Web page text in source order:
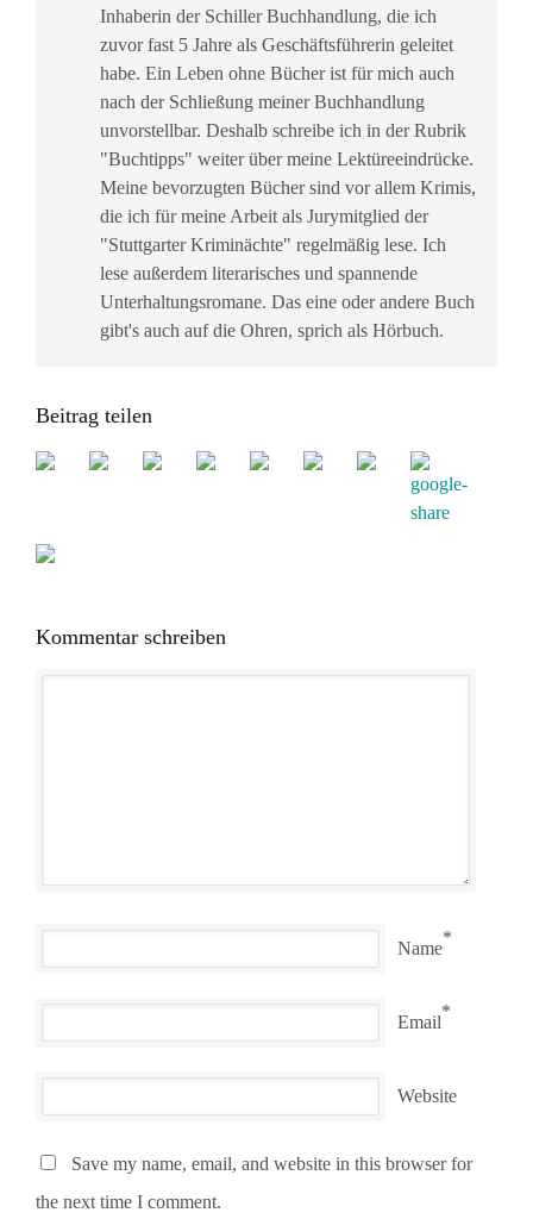
Inhaberin der Schiller Buchhandlung, die ich
zuvor fast 5 Jahre als Geschäftsführerin geleitet
habe. Ein Leben ohne Bücher ist für mich auch
nach der Schließung meiner Buchhandlung
unvorstellbar. Deshalb schreibe ich in der Rubrik
"Buchtipps" weiter über meine Lektüreeindrücke.
Meine bevorzugten Bücher sind vor allem Krimis,
die ich für meine Arbeit als Jurymitglied der
"Stuttgarter Kriminächte" regelmäßig lese. Ich
lese außerdem literarisches und spannende
Unterhaltungsromane. Das eine oder andere Buch
gibt's auch auf die Ohren, sprich als Hörbuch.
Beitrag teilen
Kommentar schreiben
Name
*
Email
*
Website
Save my name, email, and website in this browser for
the next time I comment.